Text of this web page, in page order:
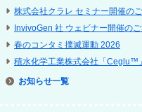
株式会社クラレ セミナー開催のご案内 ─
InvivoGen 社 ウェビナー開催の
春のコンタミ撲滅運動 2026
積水化学工業株式会社「Ceglu™」等に関する
お知らせ